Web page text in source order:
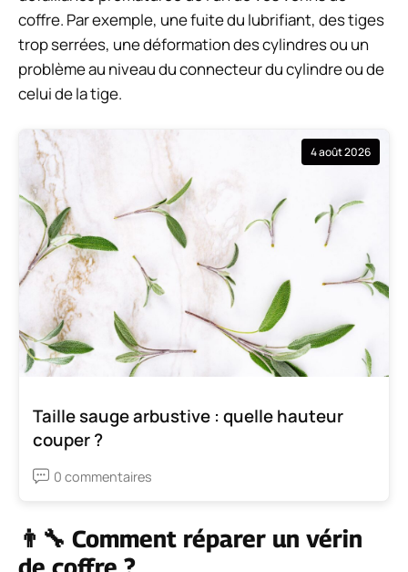
coffre. Par exemple, une fuite du lubrifiant, des tiges
trop serrées, une déformation des cylindres ou un
problème au niveau du connecteur du cylindre ou de
celui de la tige.
4 août 2026
Taille sauge arbustive : quelle hauteur
couper ?
0 commentaires
👨‍🔧 Comment réparer un vérin